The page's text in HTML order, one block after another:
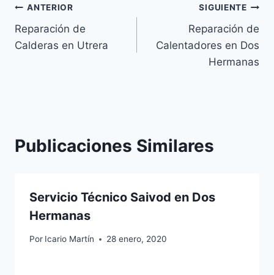
Navegación
de
ANTERIOR
Reparación de
Calderas en Utrera
SIGUIENTE
Reparación de
Calentadores en Dos
Hermanas
Publicaciones Similares
Servicio Técnico Saivod en Dos
Hermanas
Por Icario Martín 28 enero, 2020